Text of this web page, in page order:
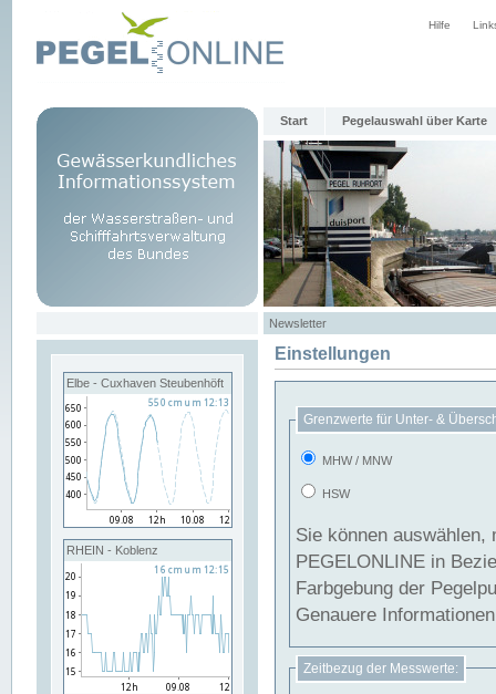
Hilfe
Start Pegelauswahl über Karte
Newsletter
Elbe - Cuxhaven Steubenhöft
RHEIN - Koblenz
Einstellungen
Grenzwerte für Unter- &
MHW / MNW
HSW
Sie können
PEGELONLINE in Beziehung
Farbgebung der
Genauere
Zeitbezug der Messwerte: